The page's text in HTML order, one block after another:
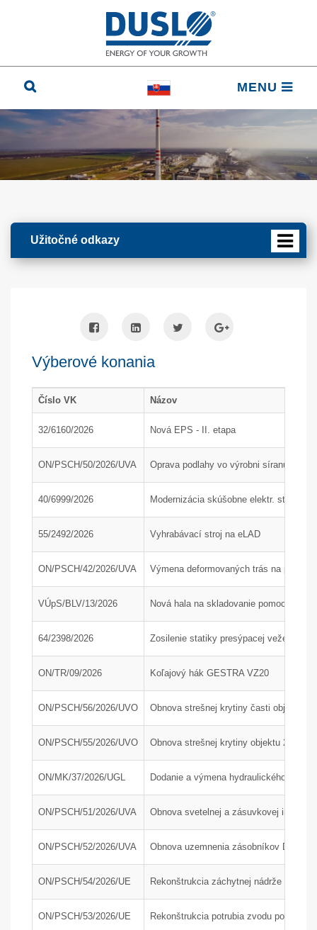
MENU
Užitočné odkazy
Výberové konania
Číslo VK Názov
32/6160/2026 Nová EPS - II. etapa
ON/PSCH/50/2026/UVA Oprava podlahy vo výrobni síranu
40/6999/2026 Modernizácia skúšobne elektr. strojov
55/2492/2026 Vyhrabávací stroj na eLAD
ON/PSCH/42/2026/UVA Výmena deformovaných trás na
VÚpS/BLV/13/2026 Nová hala na skladovanie pomocného
64/2398/2026 Zosilenie statiky presýpacej veže H200
ON/TR/09/2026 Koľajový hák GESTRA VZ20
ON/PSCH/56/2026/UVO Obnova strešnej krytiny časti objektu
ON/PSCH/55/2026/UVO Obnova strešnej krytiny objektu 24-34
ON/MK/37/2026/UGL Dodanie a výmena hydraulického
ON/PSCH/51/2026/UVA Obnova svetelnej a zásuvkovej
ON/PSCH/52/2026/UVA Obnova uzemnenia zásobníkov DAM a
ON/PSCH/54/2026/UE Rekonštrukcia záchytnej nádrže J210
ON/PSCH/53/2026/UE Rekonštrukcia potrubia zvodu popola z